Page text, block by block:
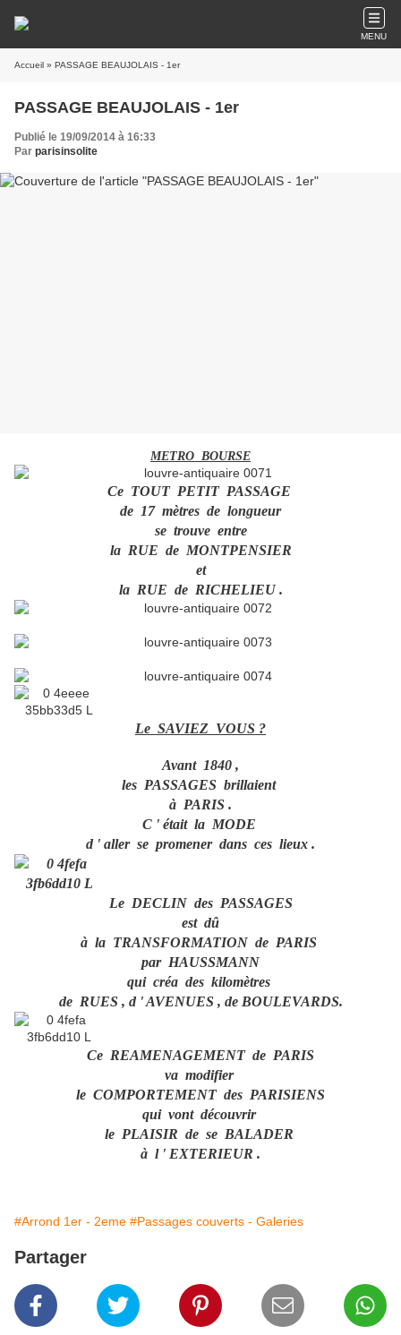
MENU
Accueil » PASSAGE BEAUJOLAIS - 1er
PASSAGE BEAUJOLAIS - 1er
Publié le 19/09/2014 à 16:33
Par parisinsolite
METRO BOURSE
Ce TOUT PETIT PASSAGE
de 17 mètres de longueur
se trouve entre
la RUE de MONTPENSIER
et
la RUE de RICHELIEU .
Le SAVIEZ VOUS ?
Avant 1840 ,
les PASSAGES brillaient
à PARIS .
C ' était la MODE
d ' aller se promener dans ces lieux .
Le DECLIN des PASSAGES
est dû
à la TRANSFORMATION de PARIS
par HAUSSMANN
qui créa des kilomètres
de RUES , d ' AVENUES , de BOULEVARDS.
Ce REAMENAGEMENT de PARIS
va modifier
le COMPORTEMENT des PARISIENS
qui vont découvrir
le PLAISIR de se BALADER
à l ' EXTERIEUR .
#Arrond 1er - 2eme #Passages couverts - Galeries
Partager